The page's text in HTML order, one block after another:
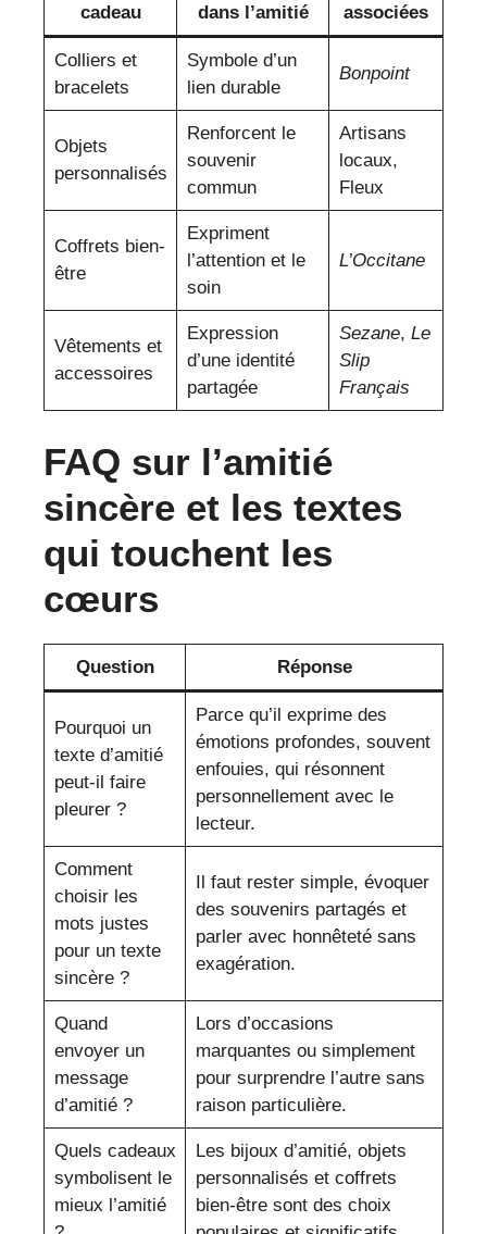
cadeau
dans l’amitié
associées
Colliers et
bracelets
Symbole d’un
lien durable
Bonpoint
Objets
personnalisés
Renforcent le
souvenir
commun
Artisans
locaux,
Fleux
Coffrets bien-
être
Expriment
l’attention et le
soin
L’Occitane
Vêtements et
accessoires
Expression
d’une identité
partagée
Sezane, Le
Slip
Français
FAQ sur l’amitié
sincère et les textes
qui touchent les
cœurs
Question Réponse
Pourquoi un
texte d’amitié
peut-il faire
pleurer ?
Parce qu’il exprime des
émotions profondes, souvent
enfouies, qui résonnent
personnellement avec le
lecteur.
Comment
choisir les
mots justes
pour un texte
sincère ?
Il faut rester simple, évoquer
des souvenirs partagés et
parler avec honnêteté sans
exagération.
Quand
envoyer un
message
d’amitié ?
Lors d’occasions
marquantes ou simplement
pour surprendre l’autre sans
raison particulière.
Quels cadeaux
symbolisent le
mieux l’amitié
Les bijoux d’amitié, objets
personnalisés et coffrets
bien-être sont des choix